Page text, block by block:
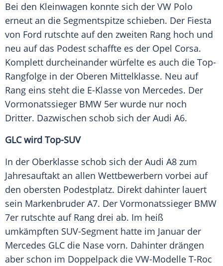
Bei den Kleinwagen konnte sich der VW Polo
erneut an die Segmentspitze schieben. Der Fiesta
von Ford rutschte auf den zweiten Rang hoch und
neu auf das Podest schaffte es der Opel Corsa.
Komplett durcheinander würfelte es auch die Top-
Rangfolge in der Oberen Mittelklasse. Neu auf
Rang eins steht die E-Klasse von Mercedes. Der
Vormonatssieger BMW 5er wurde nur noch
Dritter. Dazwischen schob sich der Audi A6.
GLC wird Top-SUV
In der Oberklasse schob sich der Audi A8 zum
Jahresauftakt an allen Wettbewerbern vorbei auf
den obersten Podestplatz. Direkt dahinter lauert
sein Markenbruder A7. Der Vormonatssieger BMW
7er rutschte auf Rang drei ab. Im heiß
umkämpften SUV-Segment hatte im Januar der
Mercedes GLC die Nase vorn. Dahinter drängen
aber schon im Doppelpack die VW-Modelle T-Roc